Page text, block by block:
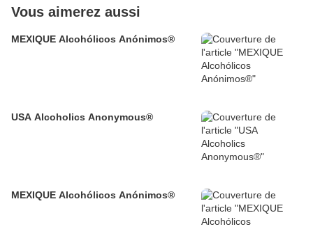
Vous aimerez aussi
MEXIQUE Alcohólicos Anónimos®
USA Alcoholics Anonymous®
MEXIQUE Alcohólicos Anónimos®